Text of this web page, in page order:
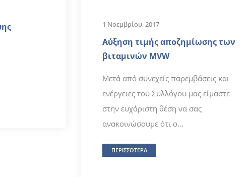
1 Νοεμβρίου, 2017
Αύξηση τιμής αποζημίωσης των
βιταμινών MVW
Μετά από συνεχείς παρεμβάσεις και
ενέργειες του Συλλόγου μας είμαστε
στην ευχάριστη θέση να σας
ανακοινώσουμε ότι ο...
ΠΕΡΙΣΣΟΤΕΡΑ